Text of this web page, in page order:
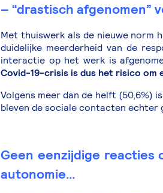
– “drastisch afgenomen”
Met thuiswerk als de nieuwe norm
duidelijke meerderheid van de
interactie op het werk is
Covid-19-crisis is dus het risico om
Volgens meer dan de helft (50,6%)
bleven de sociale contacten echter
Geen eenzijdige
autonomie…